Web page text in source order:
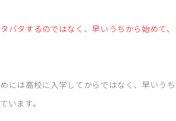
バタするのではなく、早いうちから始めて
には高校に入学してからではなく、早いう
います。